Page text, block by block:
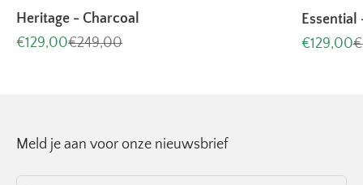
Heritage - Charcoal
Aanbiedingsprijs
€129,00Normale prijs
€249,00 €129,00
Meld je aan voor onze nieuwsbrief